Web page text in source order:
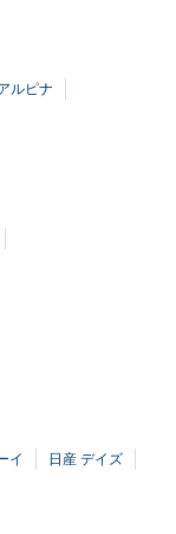
ルピナ
イ
日産 デイズ